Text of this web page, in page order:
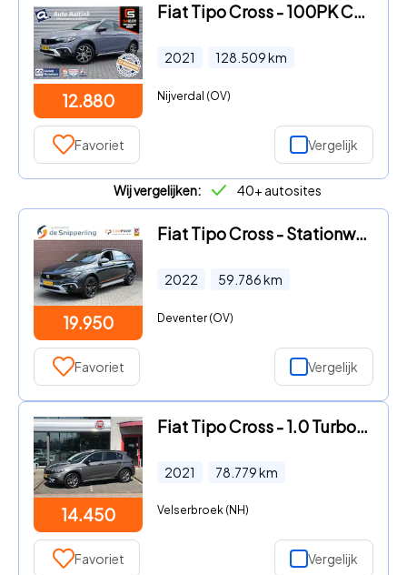
12.880
Fiat Tipo Cross - 100PK Cross NED. AUTO | HOGE ZIT | WINTERPACK | NAVI
2021 128.509km
Nijverdal (OV)
Favoriet Vergelijk
Wij vergelijken: 40+ autosites
19.950
Fiat Tipo Cross - Stationwagon 1.5 Hybrid Garmin CARPLAY ADAP-CRUISE CLIMA STO
2022 59.786km
Deventer (OV)
Favoriet Vergelijk
14.450
Fiat Tipo Cross - 1.0 Turbo 100 City Cross CLIMATE|APPLE/ANDROID|TREKHAAK|CAME
2021 78.779km
Velserbroek (NH)
Favoriet Vergelijk